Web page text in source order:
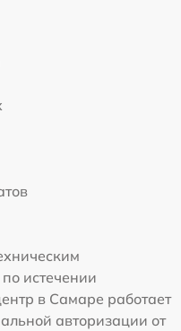
истечении
в Самаре работает
авторизации от